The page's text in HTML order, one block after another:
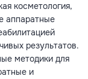
косметология,
аппаратные
результатов.
методики для
и